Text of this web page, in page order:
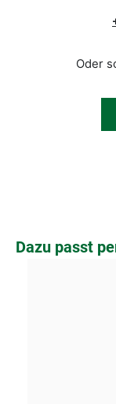
Oder
Produktgalerie
Dazu passt